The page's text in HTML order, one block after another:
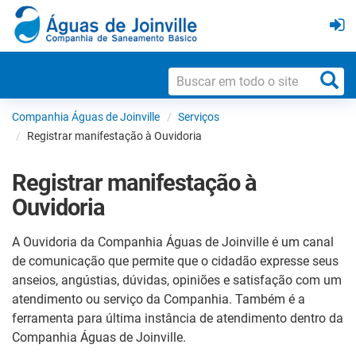
Companhia Águas de Joinville
Serviços
Registrar manifestação à Ouvidoria
Registrar manifestação à
Ouvidoria
A Ouvidoria da Companhia Águas de Joinville é um canal
de comunicação que permite que o cidadão expresse seus
anseios, angústias, dúvidas, opiniões e satisfação com um
atendimento ou serviço da Companhia. Também é a
ferramenta para última instância de atendimento dentro da
Companhia Águas de Joinville.